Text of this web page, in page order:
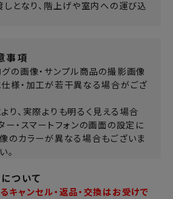
となり、階上げや室内への運び込
事項
の画像・サンプル商品の撮影画像
様・加工が若干異なる場合がござ
り、実際よりも明るく見える場合
ー・スマートフォンの画面の設定に
のカラーが異なる場合もございま
。
ついて
ャンセル・返品・交換はお受けで